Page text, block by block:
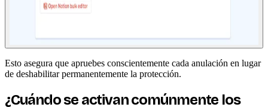
Esto asegura que apruebes conscientemente cada anulación en lugar
de deshabilitar permanentemente la protección.
¿Cuándo se activan comúnmente los